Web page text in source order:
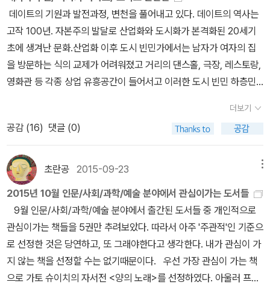
리했습니다. 《새로 쓰는 말밑 꾸러미 사전》, 《들꽃내음 따라 걷다가
작은책집을 보았습니다》, 《우리말꽃》, 《미래세대를 위한 우리말과
문해력》, 《쉬운 말이 평화》, 《곁말》, 《곁책》, 《새로 쓰는 말밑 꾸러미
사전》, 《새로 쓰는 비슷한말 꾸러미 사전》, 《새로 쓰는 겹말 꾸러미
사전》, 《새로 쓰는 우리말 꾸러미 사전》, 《책숲마실》, 《우리말 수수
음 읽기》, 《시골에서 살림 짓는 즐거움》, 《숲에서 살려낸 우리말》,
《마을에서 살려낸 우리말》, 《읽는 우리말 사전 1·2·3》 들을 썼습니다.
blog.naver.com/hbooklove
이 있으면, 자신이 일본군대를 탈출하여 독립군에 들어갈 것이다. 실
제로 장준하선생께서는 6천리를 대장정하여 임시정부에 들어간다.광
복 후 이승만정권이 몰락한 후 박정희의 군사쿠데타로 나라가 군사독
재체계로 들어간다. 이때 박정희가 군사쿠데타에 내세운 '혁명 공
약'의 여섯번째 '이와 같은 우리의 과업이 성취되면 참신하고 양심적
인 정치인들에게 언제든지 정권을 이양하고 우리들은 본연의 임무에
복귀할 준비를 갖춘다' 그러나 박정희는 이 약속을 어겼다. 더 나아가
부정선거와 1972년 유신이라는 이름의 제2의 쿠데타를 자행했다.이
을 기재하고 대중연설을 통해 독재정권에 위협을 가한 결과 경기도
포천 약사봉에서 의문의 타살을 당하신다.장준하 선생은 옥중출마로
국회의원으로 당선되어, 그 당시에 많은 돈을 모은다면 모을 수 있었
겠지만 청빈하고 결백하여, 부정한 돈을 일절 받지 않았으며, 본인의
장례식 때는 조문객들을 접대할 수가 없을 정도로 가난하여 조문객들
이 술과 음식을 직접 가져왔다고 한다.내 기준에서 장준하는 대한민
국에 오신 예수님 중 한 분이 아닐까 싶다.세상에서는 4대 성인, 기독
교인에게는 절대 선이자, 하나님의 아들이며, 헌신과 희생이라는 기
데이트의 기원과 발전과정, 변천을 풀어내고 있다. 데이트의 역사는
고작 100년. 자본주의 발달로 산업화와 도시화가 본격화된 20세기
초에 생겨난 문화.산업화 이후 도시 빈민가에서는 남자가 여자의 집
을 방문하는 식의 교제가 어려워졌고 거리의 댄스홀, 극장, 레스토랑,
영화관 등 각종 상업 유흥공간이 들어서고 이러한 도시 빈민 하층민
미에서 가족의 시선 집안의 예법에서 벗어날 수 있었지만 부모의 간
섭없이 먹고 마시고 노는데는 돈이 필요했다. ... 데이트에 대해 풀어
낸 이야기를 읽다보면 뭔가 그런 상관관계를 볼 수있을 것 같기도한
데 역시 자본제사회에서는 모든 것이 다 경제와 관련이 되어버리는구
나. 굳이 구입해서 읽어보고 싶다는 생각까지는 안들지만 가까운 도
서관에 비치되어 있다면 한번쯤 읽어보고 싶기는 한 책. 가토 슈이
치,에 대해서는 전혀 아는바가 없는데 수십년 동안 정부의 정책에 지
속적으로 반대의 목소리를 내온 지식인이라고 한다. 오에 겐자부로
등과 '9조모임'을 만들어 일본 평화헌법 수호에 앞장서는 등 이상을
지켜온 여정을 담고 있다...는데. 평전이라면 좀 더 관심이 갈텐데 자
서전이라... 그래도 읽어볼만한 가치는 충분한 것 같다는 생각이 들기
더보기
공감 (16) 댓글 (0)
초란공 2015-09-23
2015년 10월 인문/사회/과학/예술 분야에서 관심이가는 도서들
9월 인문/사회/과학/예술 분야에서 출간된 도서들 중 개인적으로
관심이가는 책들을 5권만 추려보았다. 따라서 아주 '주관적'인 기준으
로 선정한 것은 당연하고, 또 그래야한다고 생각한다. 내가 관심이 가
지 않는 책을 선정할 수는 없기때문이다. 우선 가장 관심이 가는 책
으로 가토 슈이치의 자서전 <양의 노래>를 선정하였다. 아울러 프랜